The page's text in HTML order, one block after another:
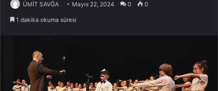
ÜMİT SAVĞA Mayıs 22, 2024 0 0
1 dakika okuma süresi